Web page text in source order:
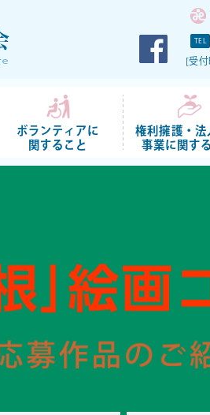
TEL
[受
ボランティアに
関すること
権利擁護・法
事業に関す